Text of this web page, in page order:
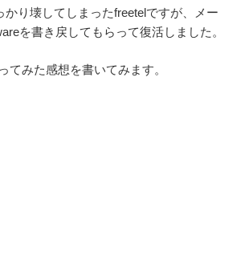
かり壊してしまったfreetelですが、メー
を書き戻してもらって復活しました。
てみた感想を書いてみます。